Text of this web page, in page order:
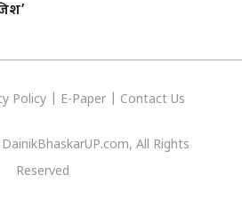
Policy E-Paper Contact Us
All Rights
Reserved